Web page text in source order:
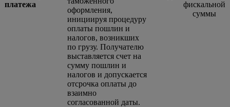
платежа
оформления,
инициируя процедуру
оплаты пошлин и
налогов, возникших
по грузу. Получателю
выставляется счет на
сумму пошлин и
налогов и допускается
отсрочка оплаты до
взаимно
согласованной даты.
фискальной
суммы